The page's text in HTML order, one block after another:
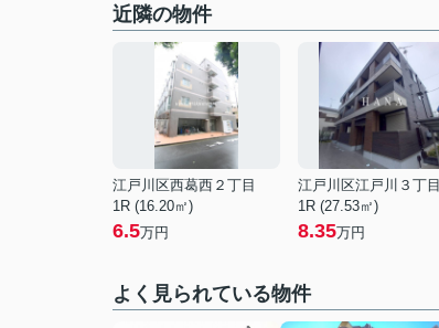
近隣の物件
江戸川区西葛西２丁目
1R (16.20㎡)
6.5万円
江戸川区江戸川３丁目
1R (27.53㎡)
8.35万円
よく見られている物件